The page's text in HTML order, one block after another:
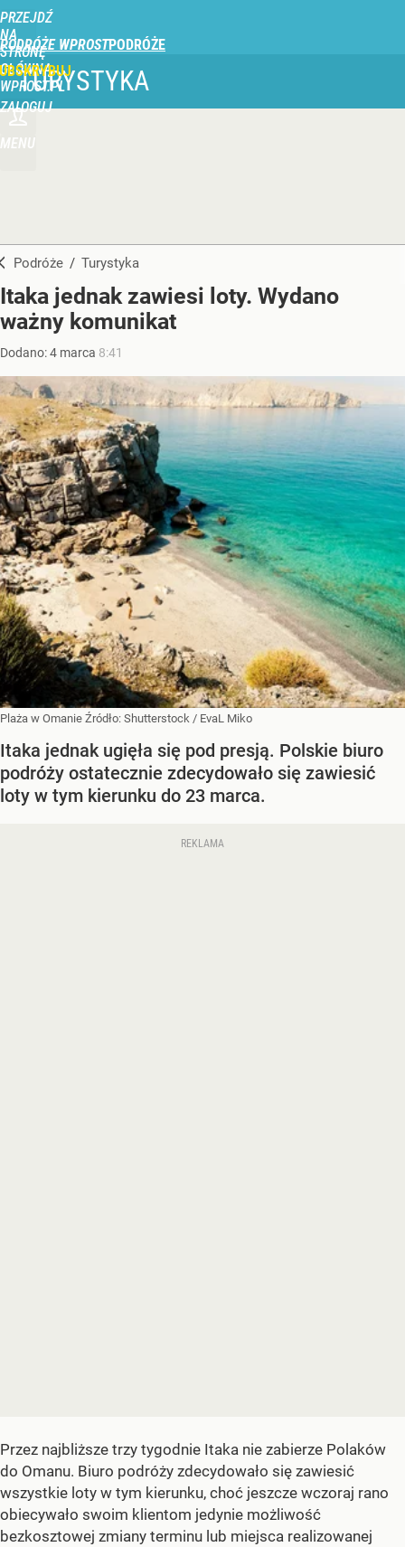
PRZEJDŹ
NA
STRONĘ
GŁÓWNĄ
WPROST.PL
PODRÓŻE WPROST
ZALOGUJ
MENU
TURYSTYKA
Podróże / Turystyka
Itaka jednak zawiesi loty. Wydano
ważny komunikat
Dodano:4 marca 8:41
Plaża w Omanie Źródło: Shutterstock / EvaL Miko
Itaka jednak ugięła się pod presją. Polskie biuro
podróży ostatecznie zdecydowało się zawiesić
loty w tym kierunku do 23 marca.
Przez najbliższe trzy tygodnie Itaka nie zabierze Polaków
do Omanu. Biuro podróży zdecydowało się zawiesić
wszystkie loty w tym kierunku, choć jeszcze wczoraj rano
obiecywało swoim klientom jedynie możliwość
bezkosztowej zmiany terminu lub miejsca realizowanej